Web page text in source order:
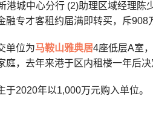
港城中心分行 (2)助理区域经理
融专才客租约届满即转买，斥908
单位为马鞍山雅典居4座低层A室
庭，去年来港于区内租楼一年后
2020年以1,000万元购入单位。